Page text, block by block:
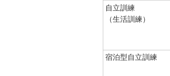
自立訓練
（生活訓練）
宿泊型自立訓練